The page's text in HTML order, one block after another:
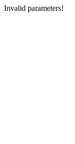
Invalid parameters!